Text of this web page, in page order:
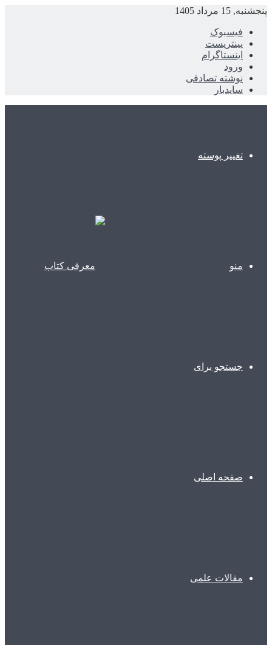
پنجشنبه, 15 مرداد 1405
فیسبوک
پینتریست
اینستاگرام
ورود
نوشته تصادفی
سایدبار
تغییر پوسته
منو
جستجو برای
صفحه اصلی
مقالات علمی